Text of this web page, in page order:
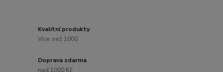
Kvalitní produkty
Více než 1000
Doprava zdarma
nad 1000 Kč